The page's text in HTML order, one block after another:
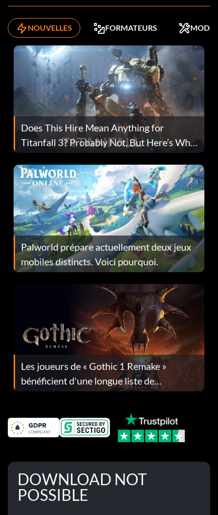
NOUVELLES FORMATEURS MODS
Does This Hire Mean Anything for
Titanfall 3? Probably Not, But Here’s Why
Fans Are Hopeful
Palworld prépare actuellement deux jeux
mobiles distincts. Voici pourquoi.
Les joueurs de « Gothic 1 Remake »
bénéficient d'une longue liste de
corrections dans la mise à jour 1.0.4
DOWNLOAD NOT
POSSIBLE